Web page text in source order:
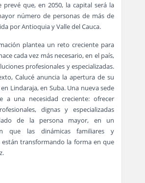
prevé que, en 2050, la capital será la
número de personas de más de
por Antioquia y Valle del Cauca.
plantea un reto creciente para
cada vez más necesario, en el país,
profesionales y especializadas.
Calucé anuncia la apertura de su
Lindaraja, en Suba. Una nueva sede
a una necesidad creciente: ofrecer
dignas y especializadas
de la persona mayor, en un
que las dinámicas familiares y
están transformando la forma en que